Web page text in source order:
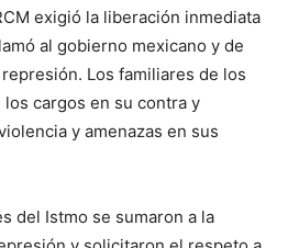
exigió la liberación inmediata
al gobierno mexicano y de
Los familiares de los
cargos en su contra y
y amenazas en sus
del Istmo se sumaron a la